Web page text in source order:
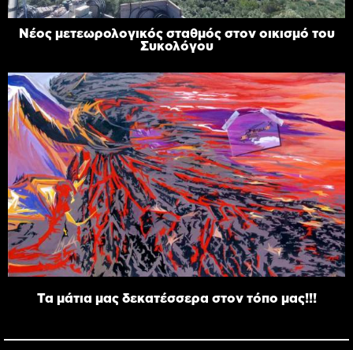
Νέος μετεωρολογικός σταθμός στον οικισμό του
Συκολόγου
Τα μάτια μας δεκατέσσερα στον τόπο μας!!!